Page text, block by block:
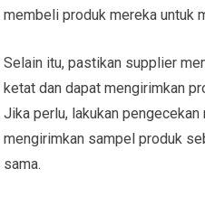
membeli produk mereka untuk
Selain itu, pastikan supplier
ketat dan dapat mengirimkan
Jika perlu, lakukan
mengirimkan sampel produk
sama.